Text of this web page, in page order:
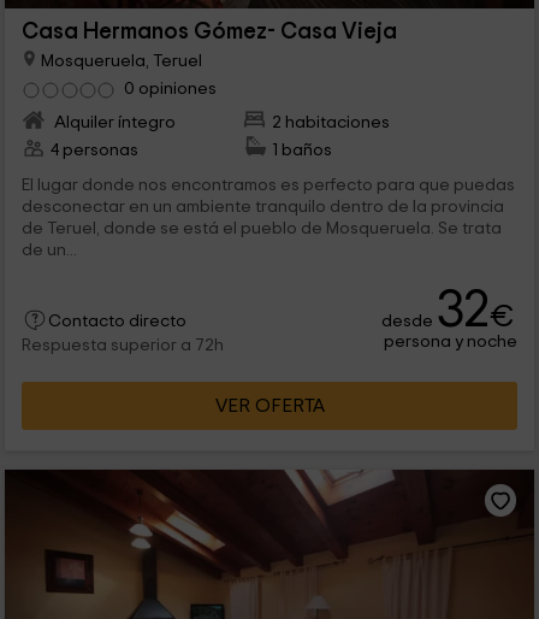
Casa Hermanos Gómez- Casa Vieja
Mosqueruela, Teruel
0 opiniones
Alquiler íntegro
2 habitaciones
4 personas
1 baños
El lugar donde nos encontramos es perfecto para que puedas
desconectar en un ambiente tranquilo dentro de la provincia
de Teruel, donde se está el pueblo de Mosqueruela. Se trata
de un...
Contacto directo
Respuesta superior a 72h
desde 32€
persona y noche
VER OFERTA